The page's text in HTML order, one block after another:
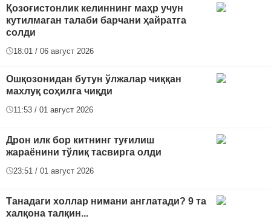
Қозоғистонлик келиннинг маҳр учун
кутилмаган талаби барчани ҳайратга
солди
18:01 / 06 август 2026
Ошқозонидан бутун ўлжалар чиққан
махлуқ соҳилга чиқди
11:53 / 01 август 2026
Дрон илк бор китнинг туғилиш
жараёнини тўлиқ тасвирга олди
23:51 / 01 август 2026
Танадаги холлар нимани англатади? 9 та
халқона талқин...